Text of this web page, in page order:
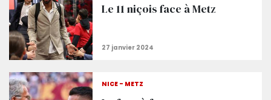
Le 11 niçois face à Metz
NICE - METZ